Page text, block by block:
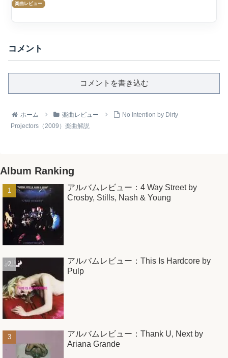
楽曲レビュー
コメント
コメントを書き込む
ホーム 楽曲レビュー
No Intention by Dirty
Projectors（2009）楽曲解説
Album Ranking
アルバムレビュー：4 Way Street by
Crosby, Stills, Nash & Young
アルバムレビュー：This Is Hardcore by
Pulp
アルバムレビュー：Thank U, Next by
Ariana Grande